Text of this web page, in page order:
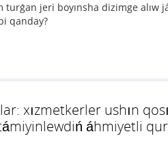
turǵan jeri boyınsha dizimge alıw
qanday?
xızmetkerler ushın
áhmiyetli